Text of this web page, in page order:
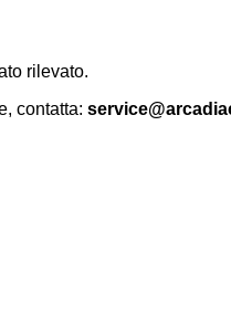
rilevato.
contatta: